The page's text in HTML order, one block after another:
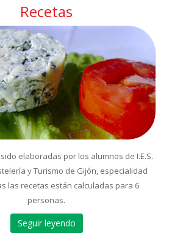
Recetas
elaboradas por los alumnos de I.E.S.
y Turismo de Gijón, especialidad
las recetas están calculadas para 6
personas.
Seguir leyendo